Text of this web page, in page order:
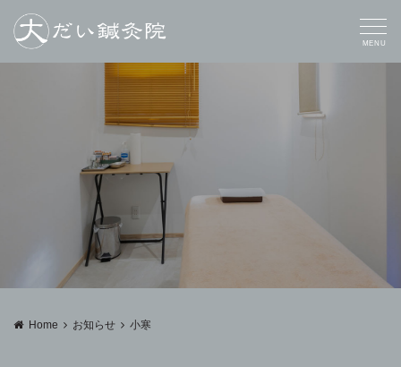
MENU
Home お知らせ 小寒